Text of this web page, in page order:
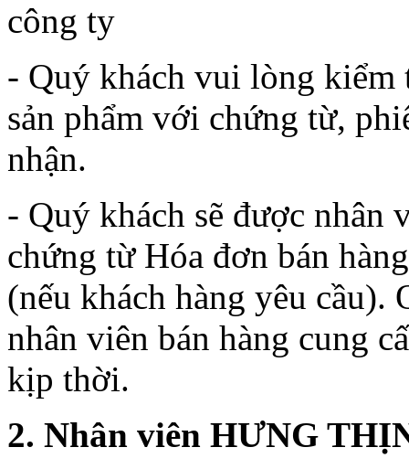
công ty
- Quý khách vui lòng kiểm
sản phẩm với chứng từ,
nhận.
- Quý khách sẽ được nhân
chứng từ Hóa đơn bán
(nếu khách hàng yêu cầu).
nhân viên bán hàng cung
kịp thời.
2. Nhân viên HƯNG